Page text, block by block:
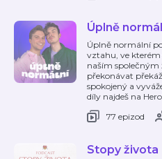
Úplně
Úplně normální
vztahu, ve kterém
naším
překonávat
spokojený a
díly najdeš na
77 epizod
Stopy života